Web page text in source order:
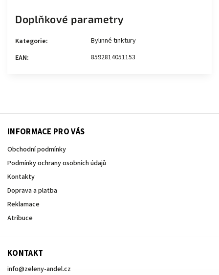
Doplňkové parametry
Kategorie:
Bylinné tinktury
EAN: 8592814051153
INFORMACE PRO VÁS
Obchodní podmínky
Podmínky ochrany osobních údajů
Kontakty
Doprava a platba
Reklamace
Atribuce
KONTAKT
info@zeleny-andel.cz